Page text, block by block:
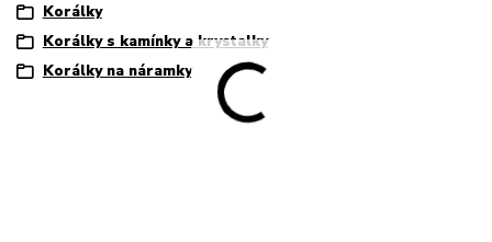
Korálky
Korálky s kamínky a krystalky
Korálky na náramky